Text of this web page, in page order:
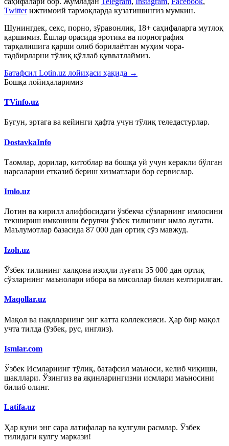
Twitter ижтимоий тармоқларда кузатишингиз мумкин.
Шунингдек, секс, порно, зўравонлик, 18+ саҳифаларга мутлоқ
қаршимиз. Ёшлар орасида эротика ва порнография
тарқалишига қарши олиб борилаётган муҳим чора-
тадбирларни тўлиқ қўллаб қувватлаймиз.
Батафсил Lotin.uz лойиҳаси ҳақида →
Бошқа лойиҳаларимиз
TVinfo.uz
Бугун, эртага ва кейинги ҳафта учун тўлиқ теледастурлар.
DostavkaInfo
Таомлар, дорилар, китоблар ва бошқа уй учун керакли бўлган
нарсаларни етказиб бериш хизматлари бор сервислар.
Imlo.uz
Лотин ва кирилл алифбосидаги ўзбекча сўзларнинг имлосини
текшириш имконини берувчи ўзбек тилининг имло луғати.
Маълумотлар базасида 87 000 дан ортиқ сўз мавжуд.
Izoh.uz
Ўзбек тилининг халқона изоҳли луғати 35 000 дан ортиқ
сўзларнинг маънолари ибора ва мисоллар билан келтирилган.
Maqollar.uz
Мақол ва нақлларнинг энг катта коллексияси. Ҳар бир мақол
учта тилда (ўзбек, рус, инглиз).
Ismlar.com
Ўзбек Исмларнинг тўлиқ, батафсил маъноси, келиб чиқиши,
шакллари. Ўзингиз ва яқинларингизни исмлари маъносини
билиб олинг.
Latifa.uz
Ҳар куни энг сара латифалар ва кулгули расмлар. Ўзбек
тилидаги кулгу маркази!